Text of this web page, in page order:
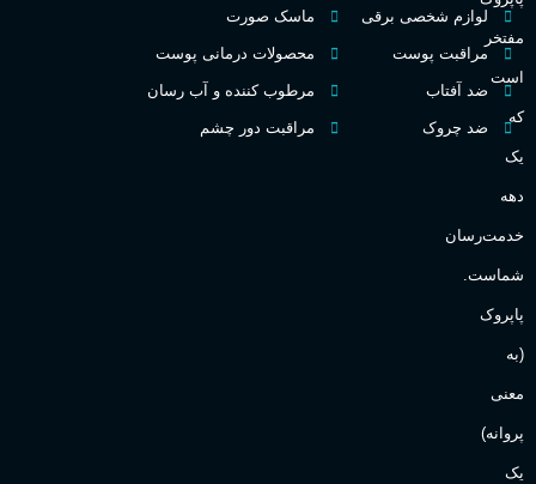
اکسترکت دو پرفیوم
گروه بویایی میوه ای
مناسب برای
آقایان
مفتخر
است
که
یک
دهه
خدمت‌رسان
شماست.
پاپروک
(به
معنی
پروانه)
یک
لوازم شخصی برقی
مراقبت پوست
ضد آفتاب
ضد چروک
ماسک صورت
محصولات درمانی پوست
مرطوب کننده و آب رسان
مراقبت دور چشم